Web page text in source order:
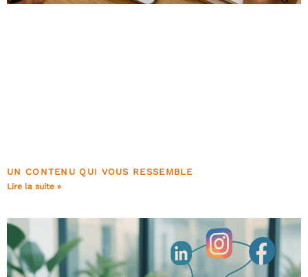
UN CONTENU QUI VOUS RESSEMBLE
Lire la suite »